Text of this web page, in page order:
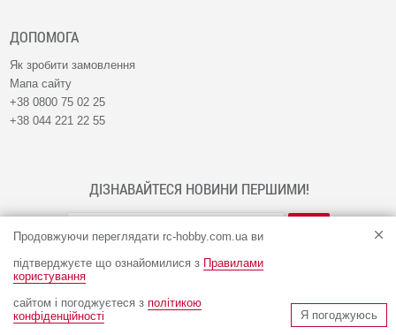
Продовжуючи переглядати rc-hobby.com.ua ви
підтверджуєте що ознайомилися з Правилами
користування
сайтом і погоджуєтеся з політикою
конфіденційності
Я погоджуюсь
ДОПОМОГА
Як зробити замовлення
Мапа сайту
+38 0800 75 02 25
+38 044 221 22 55
ДІЗНАВАЙТЕСЯ НОВИНИ ПЕРШИМИ!
© Інтернет-магазин RC-HOBBY 2009 - 2026